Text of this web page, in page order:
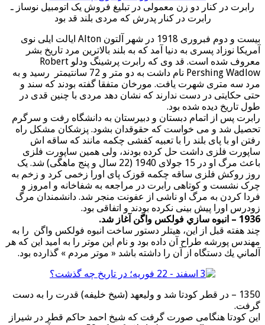
رابرت در کنار دو زن معمولی در تبلیغ فروش یک اتومبیل نوساز ـ
رابرت در کنار پدرش که مردی بلند قد بود
بيست و دوم فبروری 1918 در شهر آلتون Alton ایالت ایلی نوی
آمریکا نوزاد پسری به دنیا آمد که به بلند بالاترین مرد تاریخ بشر
معروف شده است. قد وی که رابرت پرشینگ ودلو Robert
Pershing Wadlow نام داشت به دو متر و 72 سانتیمتر رسید و به
مرد سه متری شهرت یافت. مورخان متفقا گفته بودند که سند و
حتی حکایتی در دست ندارند که نشان دهد مردی با چنین قدی در
طول تاریخ دیده شده بود.
رابرت پس از اتمام دبستان و دبیرستان به دانشگاه رفت و سرگرم
تحصیل شد و می خواست که حقوقدان بشود. پزشکان مشکل راه
رفتن او با پای بلند را با تعبیه کفشی چکمه مانند که ساقه اش
ساپورت فلزی داشت حل کرده بودند، ولی همین ساپورت فلزی
باعث مرگ او در 15 جولای 1940 (22 سال و پنج ماهگی) شد. یک
روز روکش فلزی ساقه چکمه قوزک پای اورا زخمی کرد و زخم به
چرک نشست و کوتاهی رابرت در مراجعه به شفاخانه و امروز و
فردا کردن به مرگ او ناشی از عفونت منجر شد. دانشمندان مرگ
زودرس اورا پیش بینی نکرده بودند و اتفاقی بود.
1936 – انبوه سازي فولکس واگن آغاز شد.
چند هفته قبل از اين، هيتلر دستور ساخت انبوه فولكس واگن را به
مهندس پورشه طراح آن داده بود و نام اين موتر را به اميد اين كه هر
آلماني يك دستگاه از آن را داشته باشد « موتر مردم » گذارده بود.
1350 – در قطر کودتا شد و ولیعهد (شیخ خلیفه) قدرت را به دست
گرفت.
این کودتا هنگامی صورت گرفت که شیخ احمد حاکم قطر در شیراز